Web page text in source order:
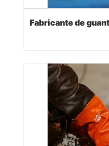
Fabricante de